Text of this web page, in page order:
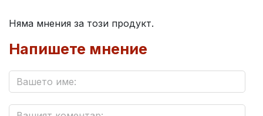
Няма мнения за този продукт.
Напишете мнение